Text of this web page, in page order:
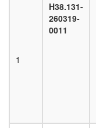
1
H38.131-
260319-
0011